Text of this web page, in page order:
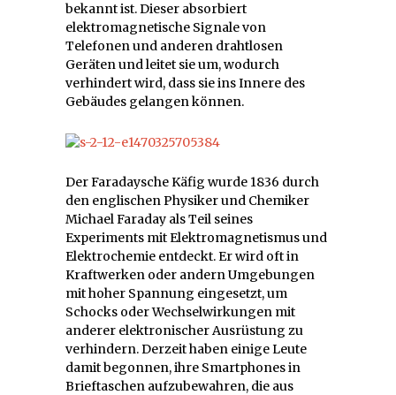
bekannt ist. Dieser absorbiert
elektromagnetische Signale von
Telefonen und anderen drahtlosen
Geräten und leitet sie um, wodurch
verhindert wird, dass sie ins Innere des
Gebäudes gelangen können.
Der Faradaysche Käfig wurde 1836 durch
den englischen Physiker und Chemiker
Michael Faraday als Teil seines
Experiments mit Elektromagnetismus und
Elektrochemie entdeckt. Er wird oft in
Kraftwerken oder andern Umgebungen
mit hoher Spannung eingesetzt, um
Schocks oder Wechselwirkungen mit
anderer elektronischer Ausrüstung zu
verhindern. Derzeit haben einige Leute
damit begonnen, ihre Smartphones in
Brieftaschen aufzubewahren, die aus